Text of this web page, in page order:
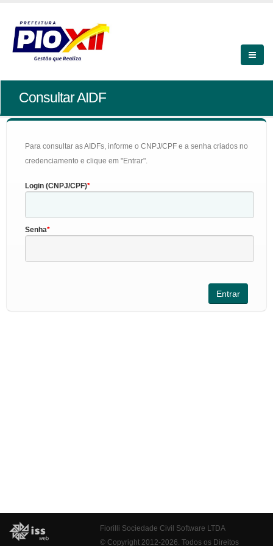
Consultar AIDF
Para consultar as AIDFs, informe o CNPJ/CPF e a senha criados no
credenciamento e clique em "Entrar".
Login (CNPJ/CPF)
Senha
Fiorilli Sociedade Civil Software LTDA
© Copyright 2012-2026. Todos os Direitos